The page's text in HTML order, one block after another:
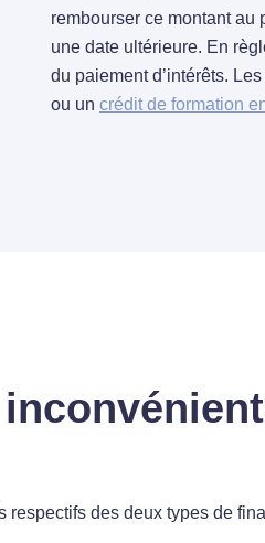
rembourser ce montant au
une date ultérieure. En
du paiement d’intérêts.
ou un crédit de formation
des deux types de